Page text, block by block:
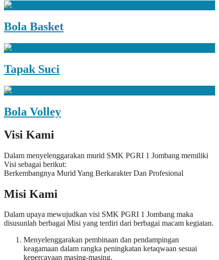
Bola Basket
Tapak Suci
Bola Volley
Visi Kami
Dalam menyelenggarakan murid SMK PGRI 1 Jombang memiliki
Visi sebagai berikut:
Berkembangnya Murid Yang Berkarakter Dan Profesional
Misi Kami
Dalam upaya mewujudkan visi SMK PGRI 1 Jombang maka
disusunlah berbagai Misi yang terdiri dari berbagai macam kegiatan.
Menyelenggarakan pembinaan dan pendampingan
keagamaan dalam rangka peningkatan ketaqwaan sesuai
kepercayaan masing-masing.